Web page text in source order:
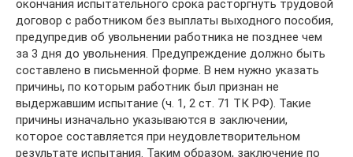
окончания испытательного срока расторгнуть трудовой
договор с работником без выплаты выходного пособия,
предупредив об увольнении работника не позднее чем
за 3 дня до увольнения. Предупреждение должно быть
составлено в письменной форме. В нем нужно указать
причины, по которым работник был признан не
выдержавшим испытание (ч. 1, 2 ст. 71 ТК РФ). Такие
причины изначально указываются в заключении,
которое составляется при неудовлетворительном
результате испытания. Таким образом, заключение по